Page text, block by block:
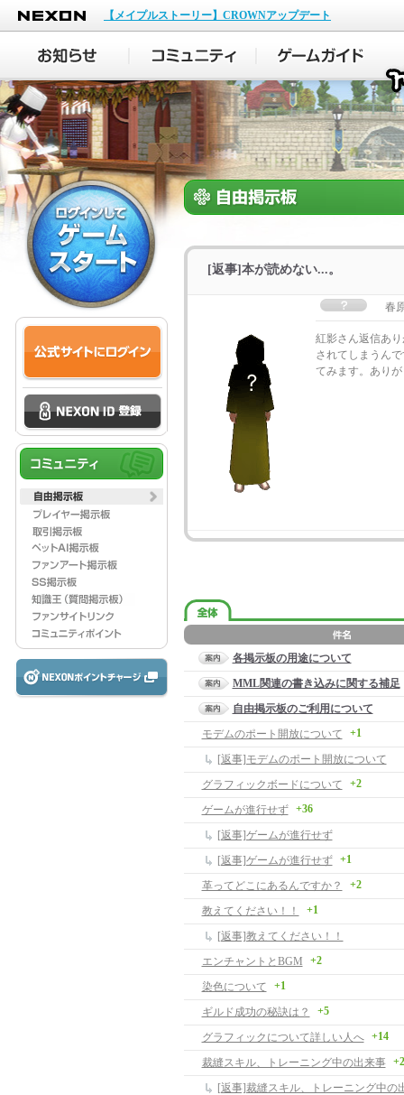
NEXON
【メイプルストーリー】CROWNアップデート
[返事]本が読めない...。
春
紅影さん返信あ
されてしまうん
てみます。あり
各掲示板の用途について
MML関連の書き込みに関する補足
自由掲示板のご利用について
モデムのポート開放について
+1
[返事]モデムのポート開放について
グラフィックボードについて
+2
ゲームが進行せず +36
[返事]ゲームが進行せず
[返事]ゲームが進行せず
+1
革ってどこにあるんですか？ +2
教えてください！！ +1
[返事]教えてください！！
エンチャントとBGM
+2
染色について +1
ギルド成功の秘訣は？ +5
グラフィックについて詳しい人へ +14
裁縫スキル、トレーニング中の出来事 +2
[返事]裁縫スキル、トレーニング中の